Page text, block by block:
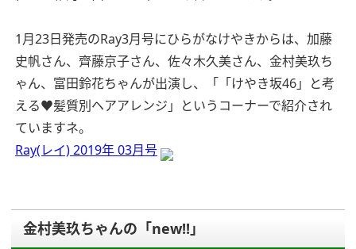
1月23日発売のRay3月号にひらがなけやきからは、加藤
史帆さん、齊藤京子さん、佐々木久美さん、金村美玖ち
ゃん、富田鈴花ちゃんが出演し、「「けやき坂46」と考
える♥髪質別ヘアアレンジ」というコーナーで紹介され
ていますネ。
Ray(レイ) 2019年 03月号
金村美玖ちゃんの「new!!」